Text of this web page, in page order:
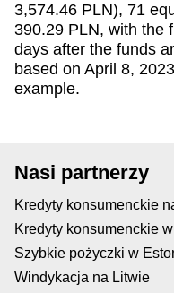
3,574.46 PLN), 71
390.29 PLN, with the
days after the funds
based on April 8,
example.
Nasi partnerzy
Kredyty konsumenckie
Kredyty konsumenckie
Szybkie pożyczki w
Windykacja na Litwie